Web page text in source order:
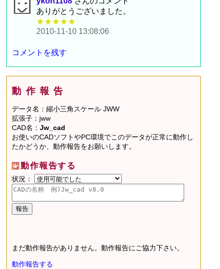
ありがとうございました。
★★★★★
2010-11-10 13:08:06
コメントを残す
動作報告
データ名：縮小三角スケール JWW
拡張子：jww
CAD名：Jw_cad
お使いのCADソフトやPC環境でこのデータが正常に動作し
たかどうか、動作報告をお願いします。
動作報告する
状況：
まだ動作報告がありません。動作報告にご協力下さい。
動作報告する